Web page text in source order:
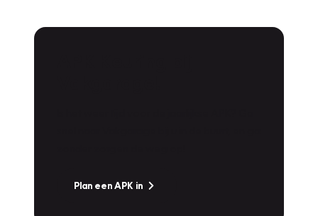
Plan een APK in